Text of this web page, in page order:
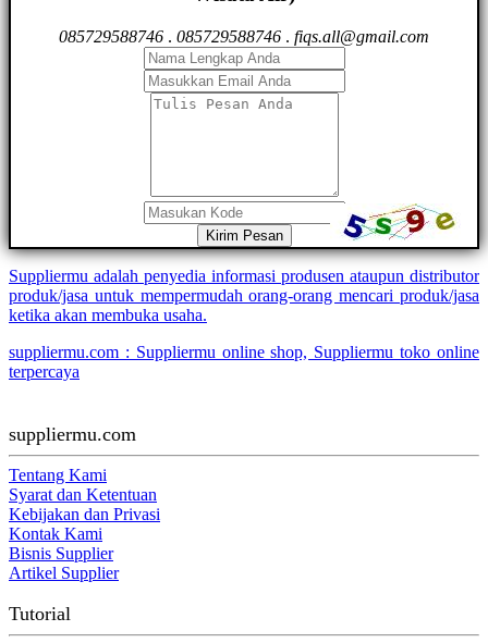
085729588746 . 085729588746 . fiqs.all@gmail.com
Kirim Pesan
Suppliermu adalah penyedia informasi produsen ataupun distributor
produk/jasa untuk mempermudah orang-orang mencari produk/jasa
ketika akan membuka usaha.
suppliermu.com : Suppliermu online shop, Suppliermu toko online
terpercaya
suppliermu.com
Tentang Kami
Syarat dan Ketentuan
Kebijakan dan Privasi
Kontak Kami
Bisnis Supplier
Artikel Supplier
Tutorial